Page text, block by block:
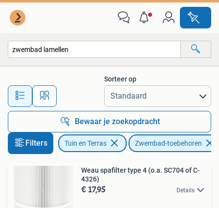
Alle afstanden…
Sorteer op
Bewaar je zoekopdracht
Filters Tuin en Terras Zwembad-toebehoren
Weau spafilter type 4 (o.a. SC704 of C-
4326)
€ 17,95 Details